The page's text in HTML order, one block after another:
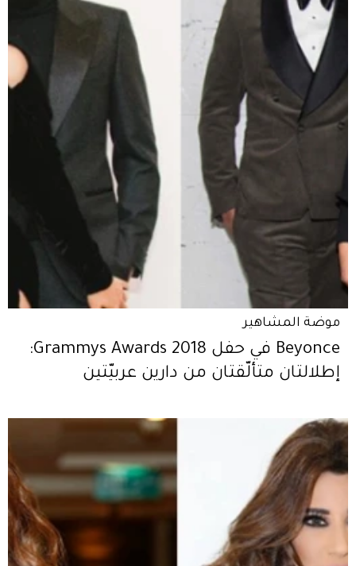
موضة المشاهير
Beyonce في حفل Grammys Awards 2018:
إطلالتان متألّقتان من دارين عربيّتين